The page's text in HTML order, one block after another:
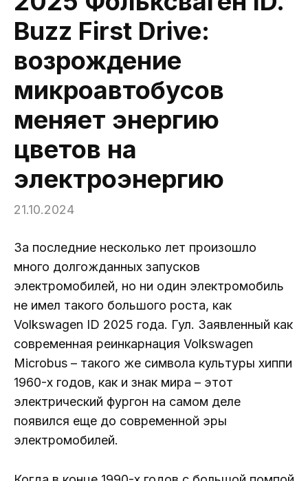
Buzz First Drive:
возрождение
микроавтобусов
меняет энергию
цветов на
электроэнергию
21.10.2024
За последние несколько лет произошло
много долгожданных запусков
электромобилей, но ни один электромобиль
не имел такого большого роста, как
Volkswagen ID 2025 года. Гул. Заявленный как
современная реинкарнация Volkswagen
Microbus – такого же символа культуры хиппи
1960-х годов, как и знак мира – этот
электрический фургон на самом деле
появился еще до современной эры
электромобилей.